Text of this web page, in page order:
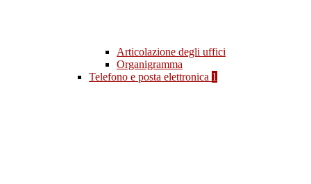
Articolazione degli uffici
Organigramma
Telefono e posta elettronica 1